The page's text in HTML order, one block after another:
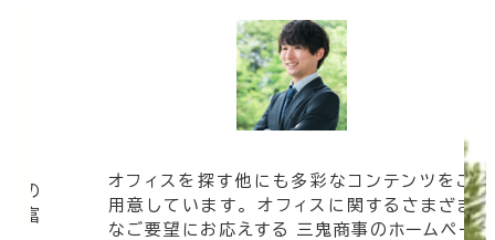
の
豊富
オフィスを探す他にも多彩なコンテンツをご
用意しています。 オフィスに関するさまざま
なご要望にお応えする 三鬼商事のホームペー